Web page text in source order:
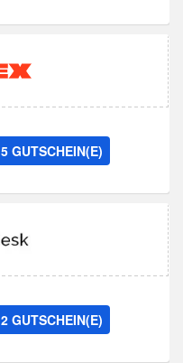
5 GUTSCHEIN(E)
2 GUTSCHEIN(E)